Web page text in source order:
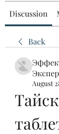
Discussion
Back
August